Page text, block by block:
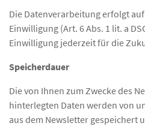
Die Datenverarbeitung erfolgt
Einwilligung (Art. 6 Abs. 1 lit. a
Einwilligung jederzeit für die
Speicherdauer
Die von Ihnen zum Zwecke des
hinterlegten Daten werden von
aus dem Newsletter gespeichert